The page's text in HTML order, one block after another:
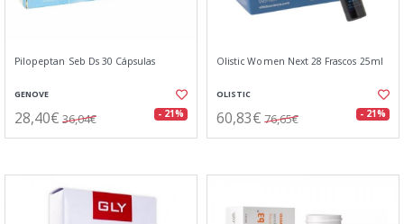
Pilopeptan Seb Ds 30 Cápsulas
GENOVE
28,40€ 36,04€ - 21%
Olistic Women Next 28 Frascos 25ml
OLISTIC
60,83€ 76,65€ - 21%